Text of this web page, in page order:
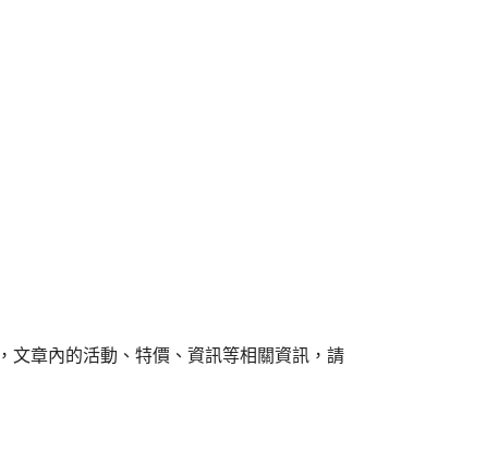
文章內的活動、特價、資訊等相關資訊，請